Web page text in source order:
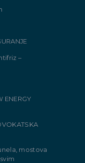
–
ENERGY
mostova